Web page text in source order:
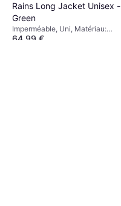
Rains Long Jacket Unisex -
Green
Imperméable, Uni, Matériau:
Polyuréthane, Polyester,
64,99 €